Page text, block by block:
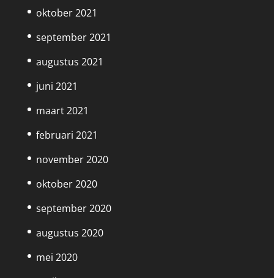
oktober 2021
september 2021
augustus 2021
juni 2021
maart 2021
februari 2021
november 2020
oktober 2020
september 2020
augustus 2020
mei 2020